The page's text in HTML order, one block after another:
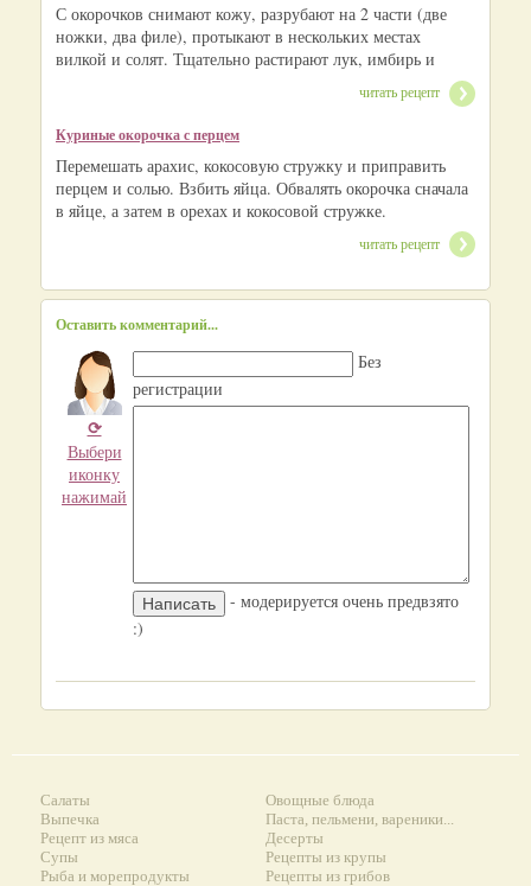
С окорочков снимают кожу, разрубают на 2 части (две
ножки, два филе), протыкают в нескольких местах
вилкой и солят. Тщательно растирают лук, имбирь и
читать рецепт
Куриные окорочка с перцем
Перемешать арахис, кокосовую стружку и приправить
перцем и солью. Взбить яйца. Обвалять окорочка сначала
в яйце, а затем в орехах и кокосовой стружке.
читать рецепт
Оставить комментарий...
⟳
Выбери
иконку
нажимай
Без
регистрации
- модерируется очень предвзято
:)
Салаты
Выпечка
Рецепт из мяса
Супы
Рыба и морепродукты
Овощные блюда
Паста, пельмени, вареники...
Десерты
Рецепты из крупы
Рецепты из грибов